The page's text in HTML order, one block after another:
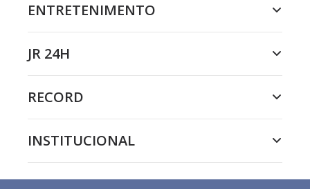
ENTRETENIMENTO
JR 24H
RECORD
INSTITUCIONAL